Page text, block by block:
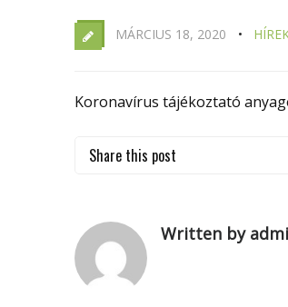
MÁRCIUS 18, 2020
Koronavírus tájékoztató
Share this post
Written by